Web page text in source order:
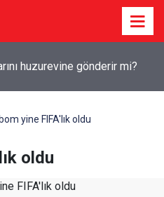
huzurevine gönderir mi?
yine FIFA'lık oldu
oldu